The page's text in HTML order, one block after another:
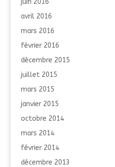
juin 2016
avril 2016
mars 2016
février 2016
décembre 2015
juillet 2015
mars 2015
janvier 2015
octobre 2014
mars 2014
février 2014
décembre 2013